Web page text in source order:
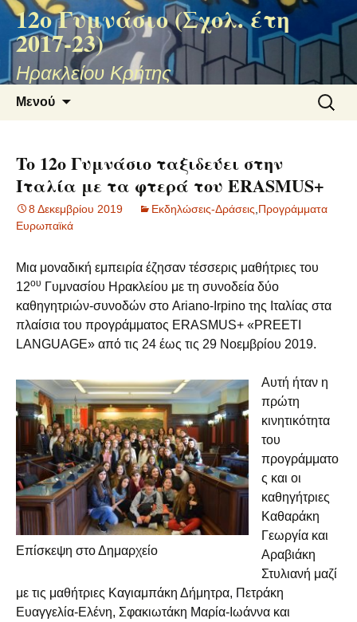
12ο Γυμνάσιο (Σχολ. έτη
2017-23)
Ηρακλείου Κρήτης
Μενού
για:
To 12ο Γυμνάσιο ταξιδεύει στην
Ιταλία με τα φτερά του ΕRASMUS+
8 Δεκεμβρίου 2019 Εκδηλώσεις-Δράσεις Προγράμματα
Ευρωπαϊκά
Μια μοναδική εμπειρία έζησαν τέσσερις μαθήτριες του
12ου Γυμνασίου Ηρακλείου με τη συνοδεία δύο
καθηγητριών-συνοδών στο Ariano-Irpino της Ιταλίας στα
πλαίσια του προγράμματος ERASMUS+ «PREETI
LANGUAGΕ» από τις 24 έως τις 29 Νοεμβρίου 2019.
Επίσκεψη στο Δημαρχείο
Αυτή ήταν η
πρώτη
κινητικότητα
του
προγράμματο
ς και οι
καθηγήτριες
Καθαράκη
Γεωργία και
Αραβιάκη
Στυλιανή μαζί
με τις μαθήτριες Καγιαμπάκη Δήμητρα, Πετράκη
Ευαγγελία-Ελένη, Σφακιωτάκη Μαρία-Ιωάννα και